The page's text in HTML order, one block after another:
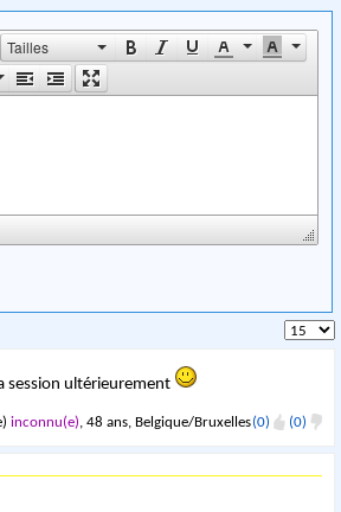
Tailles
session ultérieurement
inconnu(e), 48 ans, Belgique/Bruxelles(0) (0)